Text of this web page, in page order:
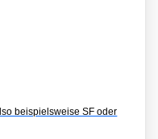
beispielsweise SF oder